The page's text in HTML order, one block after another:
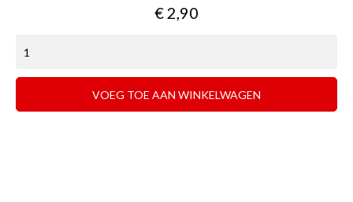
Prijs
€ 2,90
VOEG TOE AAN WINKELWAGEN